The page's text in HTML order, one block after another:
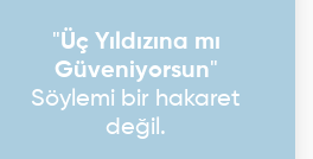
"Üç Yıldızına mı
Güveniyorsun"
Söylemi bir hakaret
değil.